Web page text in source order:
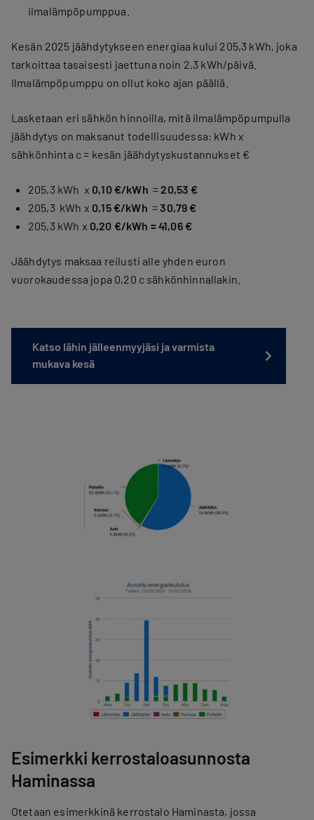
ilmalämpöpumppua.
Kesän 2025 jäähdytykseen energiaa kului 205,3 kWh, joka
tarkoittaa tasaisesti jaettuna noin 2,3 kWh/päivä.
Ilmalämpöpumppu on ollut koko ajan päällä.
Lasketaan eri sähkön hinnoilla, mitä ilmalämpöpumpulla
jäähdytys on maksanut todellisuudessa: kWh x
sähkönhinta c = kesän jäähdytyskustannukset €
205,3 kWh x 0,10 €/kWh = 20,53 €
205,3 kWh x 0,15 €/kWh =30,79 €
205,3 kWh x 0,20 €/kWh = 41,06 €
Jäähdytys maksaa reilusti alle yhden euron
vuorokaudessa jopa 0,20 c sähkönhinnallakin.
Katso lähin jälleenmyyjäsi ja varmista
mukava kesä
Esimerkki kerrostaloasunnosta
Haminassa
Otetaan esimerkkinä kerrostalo Haminasta, jossa